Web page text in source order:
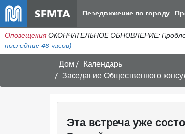
SFMTA Передвижение по городу
Оповещения ОКОНЧАТЕЛЬНОЕ ОБНОВЛЕНИЕ:
последние 48 часов)
Дом
Календарь
Заседание Общественного
Эта встречауже